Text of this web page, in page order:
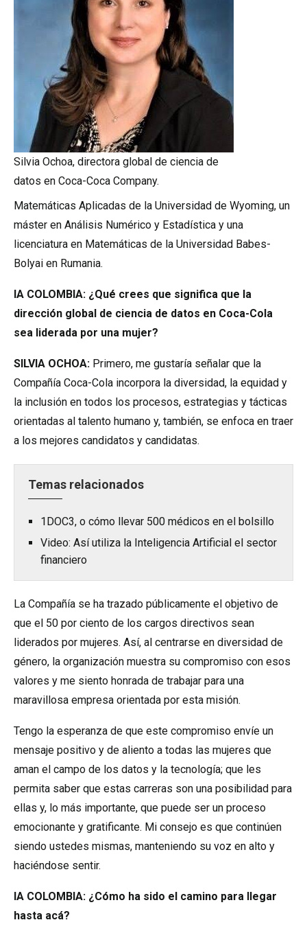
Silvia Ochoa, directora global de ciencia de
datos en Coca-Coca Company.
Matemáticas Aplicadas de la Universidad de Wyoming, un
máster en Análisis Numérico y Estadística y una
licenciatura en Matemáticas de la Universidad Babes-
Bolyai en Rumania.
IA COLOMBIA: ¿Qué crees que significa que la
dirección global de ciencia de datos en Coca-Cola
sea liderada por una mujer?
SILVIA OCHOA: Primero, me gustaría señalar que la
Compañía Coca-Cola incorpora la diversidad, la equidad y
la inclusión en todos los procesos, estrategias y tácticas
orientadas al talento humano y, también, se enfoca en traer
a los mejores candidatos y candidatas.
Temas relacionados
1DOC3, o cómo llevar 500 médicos en el bolsillo
Video: Así utiliza la Inteligencia Artificial el sector
financiero
La Compañía se ha trazado públicamente el objetivo de
que el 50 por ciento de los cargos directivos sean
liderados por mujeres. Así, al centrarse en diversidad de
género, la organización muestra su compromiso con esos
valores y me siento honrada de trabajar para una
maravillosa empresa orientada por esta misión.
Tengo la esperanza de que este compromiso envíe un
mensaje positivo y de aliento a todas las mujeres que
aman el campo de los datos y la tecnología; que les
permita saber que estas carreras son una posibilidad para
ellas y, lo más importante, que puede ser un proceso
emocionante y gratificante. Mi consejo es que continúen
siendo ustedes mismas, manteniendo su voz en alto y
haciéndose sentir.
IA COLOMBIA: ¿Cómo ha sido el camino para llegar
hasta acá?